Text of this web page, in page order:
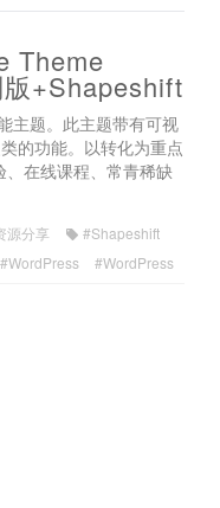
Theme
+Shapeshift
主题。此主题带有可视
的功能。以转化为重点
在线课程、常青稀缺
源分享
#Shapeshift
#WordPress
#WordPress